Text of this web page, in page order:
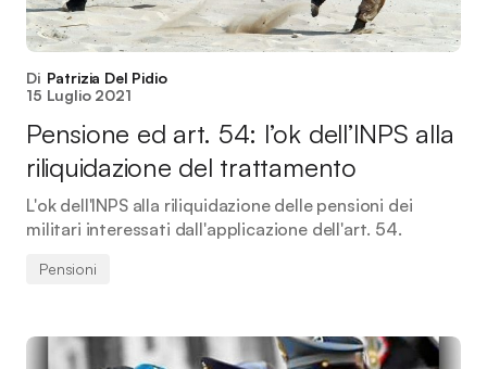
Di Patrizia Del Pidio
15 Luglio 2021
Pensione ed art. 54: l’ok dell’INPS alla
riliquidazione del trattamento
L'ok dell'INPS alla riliquidazione delle pensioni dei
militari interessati dall'applicazione dell'art. 54.
Pensioni